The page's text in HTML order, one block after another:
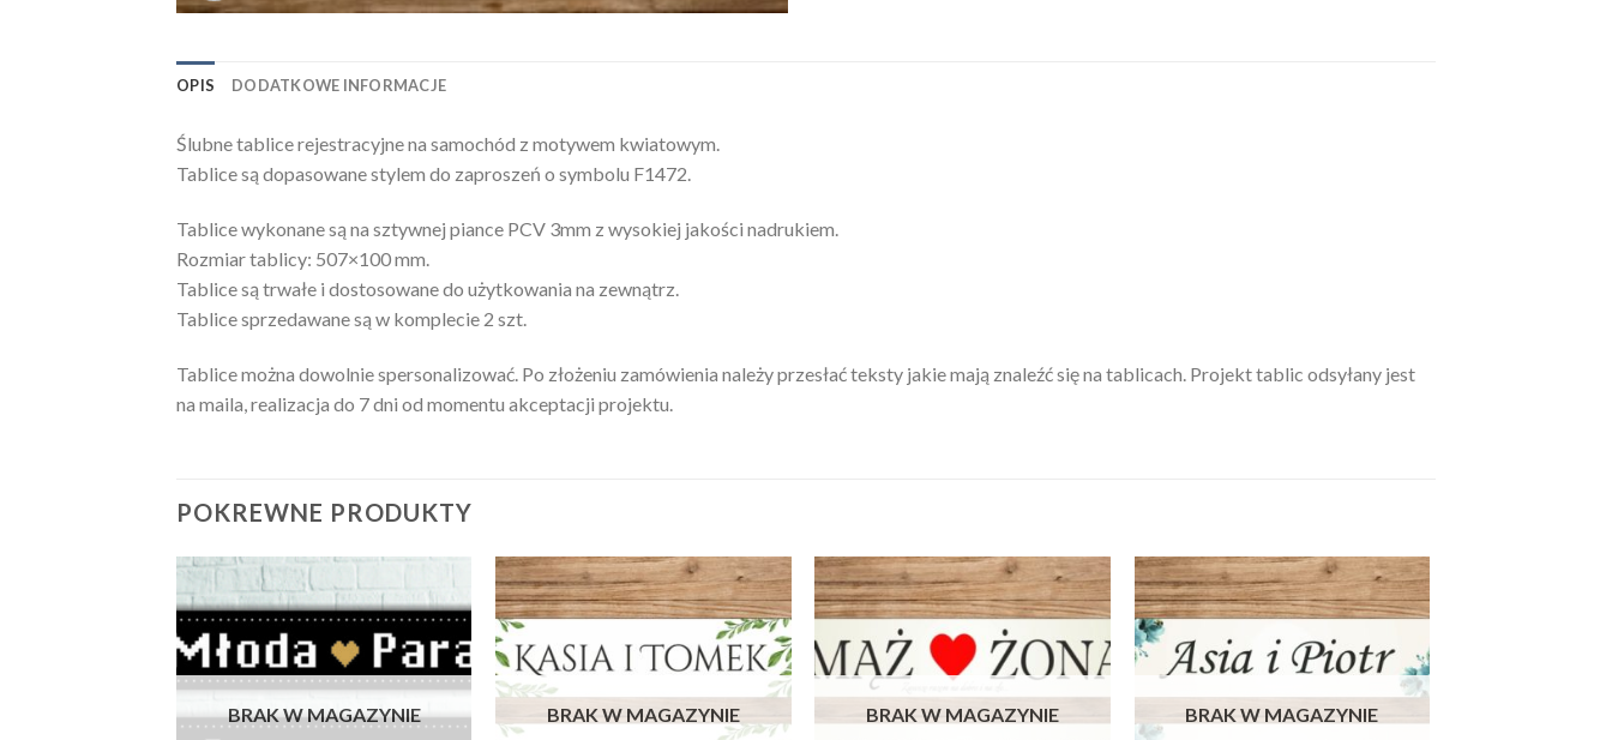
OPIS DODATKOWE INFORMACJE
Ślubne tablice rejestracyjne na samochód z motywem kwiatowym.
Tablice są dopasowane stylem do zaproszeń o symbolu F1472.
Tablice wykonane są na sztywnej piance PCV 3mm z wysokiej jakości nadrukiem.
Rozmiar tablicy: 507×100 mm.
Tablice są trwałe i dostosowane do użytkowania na zewnątrz.
Tablice sprzedawane są w komplecie 2 szt.
Tablice można dowolnie spersonalizować. Po złożeniu zamówienia należy przesłać teksty jakie mają znaleźć się na tablicach. Projekt tablic odsyłany jest
na maila, realizacja do 7 dni od momentu akceptacji projektu.
POKREWNE PRODUKTY
BRAK W MAGAZYNIE BRAK W MAGAZYNIE BRAK W MAGAZYNIE BRAK W MAGAZYNIE